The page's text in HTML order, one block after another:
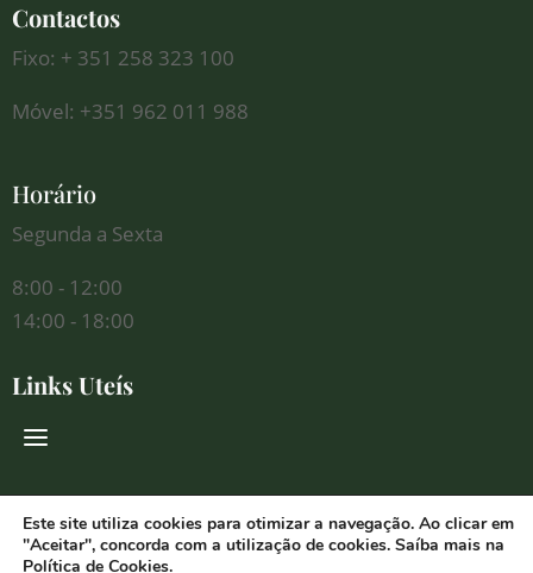
Contactos
Fixo: + 351 258 323 100
Móvel: +351 962 011 988
Horário
Segunda a Sexta
8:00 - 12:00
14:00 - 18:00
Links Uteís
Redes Sociais
Este site utiliza cookies para otimizar a navegação. Ao clicar em
"Aceitar", concorda com a utilização de cookies. Saíba mais na
Política de Cookies.